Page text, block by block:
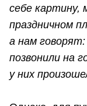
себе картину,
праздничном
а нам
позвонили на
у них